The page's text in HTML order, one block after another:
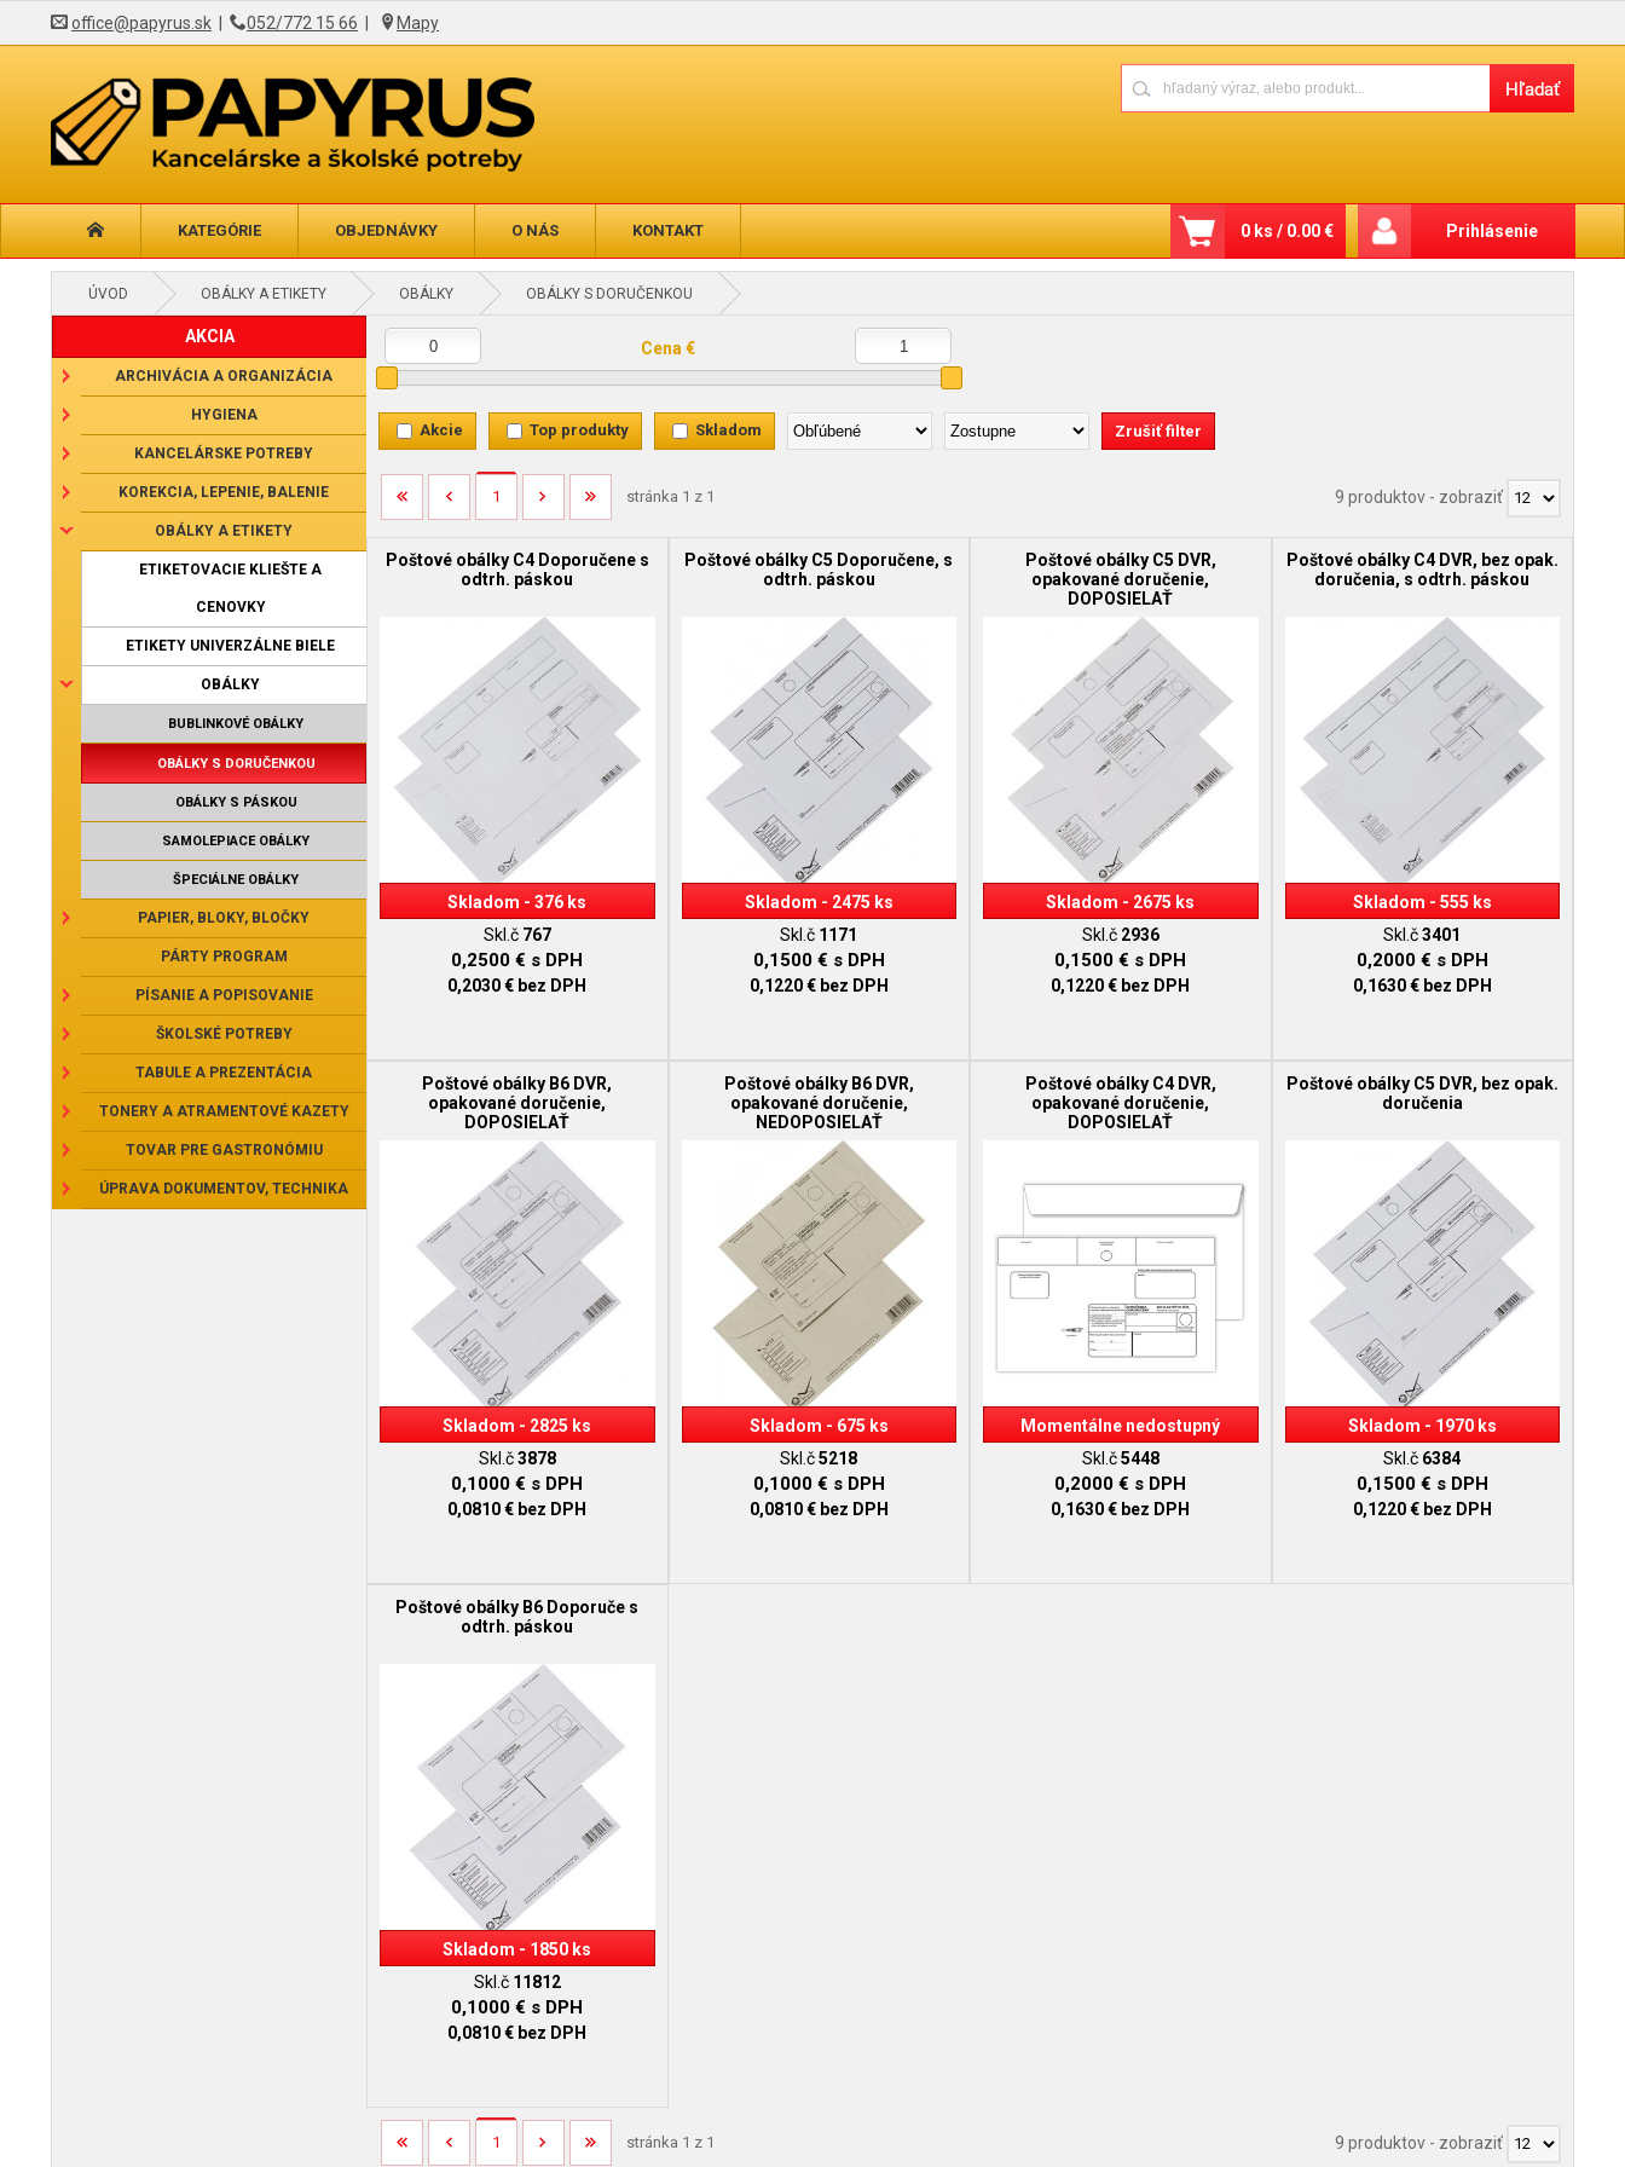
office@papyrus.sk 052/772 15 66 Mapy
KATEGÓRIE OBJEDNÁVKY O NÁS KONTAKT Prihlásenie
0 ks / 0.00 €
ÚVOD OBÁLKY A ETIKETY OBÁLKY OBÁLKY S DORUČENKOU
AKCIA
ARCHIVÁCIA A ORGANIZÁCIA
HYGIENA
KANCELÁRSKE POTREBY
KOREKCIA, LEPENIE, BALENIE
OBÁLKY A ETIKETY
ETIKETOVACIE KLIEŠTE A
CENOVKY
ETIKETY UNIVERZÁLNE BIELE
OBÁLKY
BUBLINKOVÉ OBÁLKY
OBÁLKY S DORUČENKOU
OBÁLKY S PÁSKOU
SAMOLEPIACE OBÁLKY
ŠPECIÁLNE OBÁLKY
PAPIER, BLOKY, BLOČKY
PÁRTY PROGRAM
PÍSANIE A POPISOVANIE
ŠKOLSKÉ POTREBY
TABULE A PREZENTÁCIA
TONERY A ATRAMENTOVÉ KAZETY
TOVAR PRE GASTRONÓMIU
ÚPRAVA DOKUMENTOV, TECHNIKA
Cena €
Akcie Top produkty Skladom
1 stránka 1 z 1 9 produktov - zobraziť
Poštové obálky C4 Doporučene s
odtrh. páskou
Skladom - 376 ks
Skl.č 767
0,2500 € s DPH
0,2030 € bez DPH
Poštové obálky C5 Doporučene, s
odtrh. páskou
Skladom - 2475 ks
Skl.č 1171
0,1500 € s DPH
0,1220 € bez DPH
Poštové obálky C5 DVR,
opakované doručenie,
DOPOSIELAŤ
Skladom - 2675 ks
Skl.č 2936
0,1500 € s DPH
0,1220 € bez DPH
Poštové obálky C4 DVR, bez opak.
doručenia, s odtrh. páskou
Skladom - 555 ks
Skl.č3401
0,2000 € s DPH
0,1630 € bez DPH
Poštové obálky B6 DVR,
opakované doručenie,
DOPOSIELAŤ
Skladom - 2825 ks
Skl.č3878
0,1000 € s DPH
0,0810 € bez DPH
Poštové obálky B6 DVR,
opakované doručenie,
NEDOPOSIELAŤ
Skladom - 675 ks
Skl.č5218
0,1000 € s DPH
0,0810 € bez DPH
Poštové obálky C4 DVR,
opakované doručenie,
DOPOSIELAŤ
Momentálne nedostupný
Skl.č5448
0,2000 € s DPH
0,1630 € bez DPH
Poštové obálky C5 DVR, bez opak.
doručenia
Skladom - 1970 ks
Skl.č 6384
0,1500 € s DPH
0,1220 € bez DPH
Poštové obálky B6 Doporuče s
odtrh. páskou
Skladom - 1850 ks
Skl.č 11812
0,1000 € s DPH
0,0810 € bez DPH
1 stránka 1 z 1 9 produktov - zobraziť